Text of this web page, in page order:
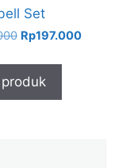
Set
Harga
adalah:
Rp199.000.
Rp197.000Harga